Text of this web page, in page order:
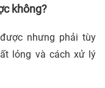
không?
nhưng phải tùy
lỏng và cách xử lý